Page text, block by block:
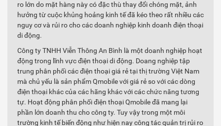
ro lớn do mặt hàng này có đặc thù thay đổi chóng mặt, ảnh
hưởng từ cuộc khủng hoảng kinh tế đã kéo theo rất nhiều các
nguy cơ và rủi ro cho các doanh nghiệp kinh doanh điện thoại
di động.
Công ty TNHH Viễn Thông An Bình là một doanh nghiệp hoạt
động trong lĩnh vực điện thoại di động. Doang nghiệp tập
trung phân phối các điện thoại giá rẻ tại thị trường Việt Nam
mà chủ yếu là sản phẩm Qmobile với giá rẻ so với các dòng
điện thoại khác của các hãng khác với các chức năng tương
tự. Hoạt động phân phối điện thoại Qmobile đã mang lại
phần lớn doanh thu cho công ty. Tuy vậy trong một môi
trường kinh tế biến động như hiện nay công tác quản trị rủi ro